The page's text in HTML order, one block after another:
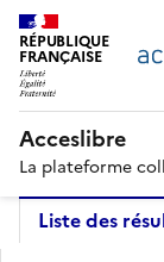
RÉPUBLIQUE
FRANÇAISE
Acceslibre
La plateforme
Liste des